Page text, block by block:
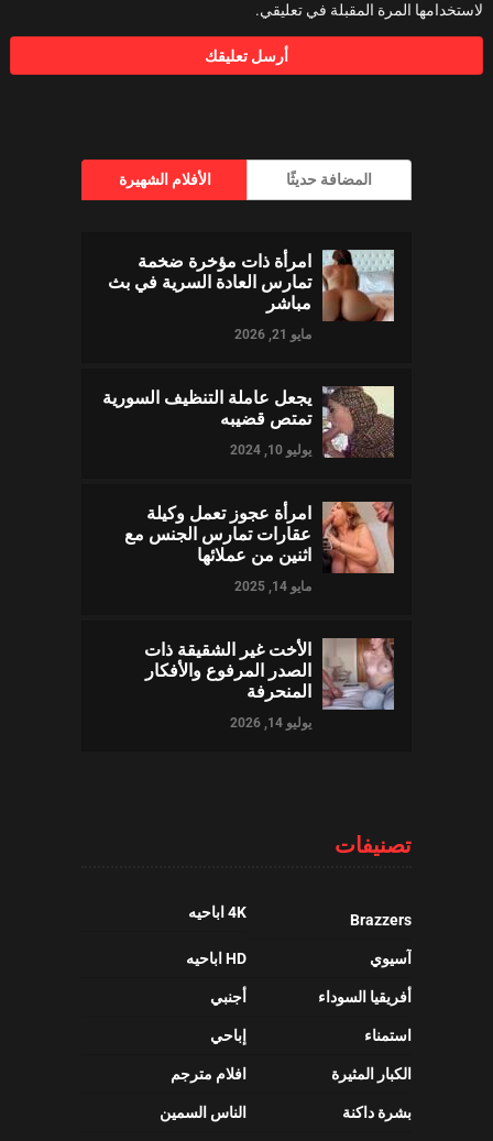
لاستخدامها المرة المقبلة في تعليقي.
الأفلام الشهيرة المضافة حديثًا
امرأة ذات مؤخرة ضخمة
تمارس العادة السرية في بث
مباشر
مايو 21, 2026
يجعل عاملة التنظيف السورية
تمتص قضيبه
يوليو 10, 2024
امرأة عجوز تعمل وكيلة
عقارات تمارس الجنس مع
اثنين من عملائها
مايو 14, 2025
الأخت غير الشقيقة ذات
الصدر المرفوع والأفكار
المنحرفة
يوليو 14, 2026
تصنيفات
4K اباحيه Brazzers
HD اباحيه آسيوي
أجنبي أفريقيا السوداء
إباحي استمناء
افلام مترجم الكبار المثيرة
الناس السمين بشرة داكنة